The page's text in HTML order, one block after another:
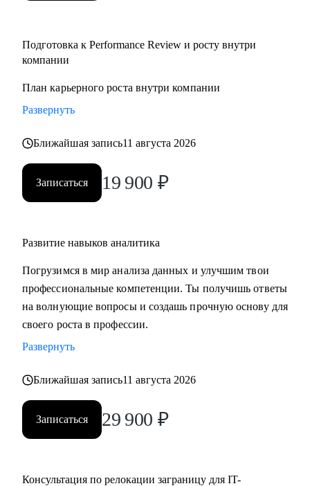
Подготовка к Performance Review и росту внутри
компании
План карьерного роста внутри компании
Развернуть
Ближайшая запись11 августа 2026
Записаться 19 900 ₽
Развитие навыков аналитика
Погрузимся в мир анализа данных и улучшим твои
профессиональные компетенции. Ты получишь ответы
на волнующие вопросы и создашь прочную основу для
своего роста в профессии.
Развернуть
Ближайшая запись11 августа 2026
Записаться 29 900 ₽
Консультация по релокации заграницу для IT-